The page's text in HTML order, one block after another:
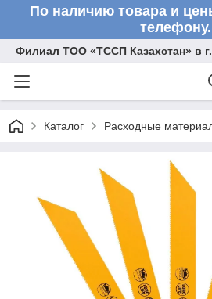
По наличию товара и
телефону.
Филиал ТОО «ТССП Казахстан» в
Каталог Расходные